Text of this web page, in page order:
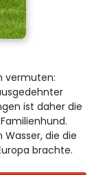
vermuten:
ist daher die
die die
brachte.